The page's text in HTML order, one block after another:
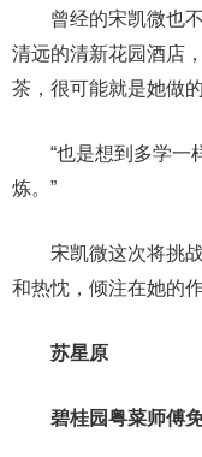
曾经的宋凯微也不
清远的清新花园酒店
茶，很可能就是她做的
“也是想到多学一
炼。”
宋凯微这次将挑战
和热忱，倾注在她的作
苏星原
碧桂园粤菜师傅免